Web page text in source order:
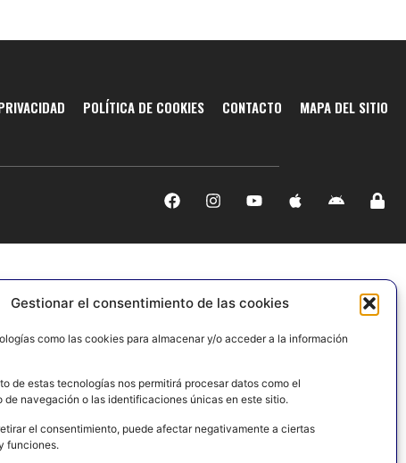
Gestionar el consentimiento de las cookies
como las cookies para almacenar y/o acceder a la información
de estas tecnologías nos permitirá procesar datos como el
de navegación o las identificaciones únicas en este sitio.
el consentimiento, puede afectar negativamente a ciertas
funciones.
POLÍTICA DE COOKIES CONTACTO MAPA DEL SITIO